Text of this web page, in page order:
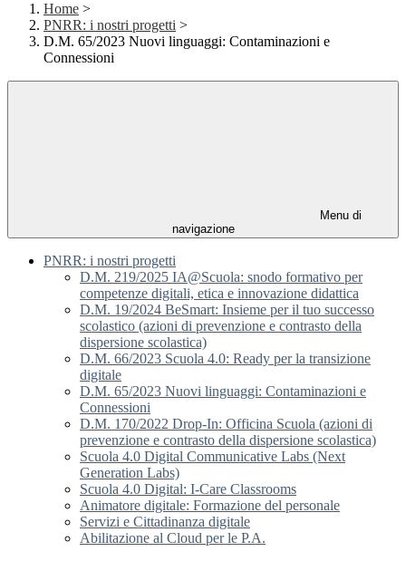
Home >
PNRR: i nostri progetti >
D.M. 65/2023 Nuovi linguaggi: Contaminazioni e
Connessioni
Menu di
navigazione
PNRR: i nostri progetti
D.M. 219/2025 IA@Scuola: snodo formativo per
competenze digitali, etica e innovazione didattica
D.M. 19/2024 BeSmart: Insieme per il tuo successo
scolastico (azioni di prevenzione e contrasto della
dispersione scolastica)
D.M. 66/2023 Scuola 4.0: Ready per la transizione
digitale
D.M. 65/2023 Nuovi linguaggi: Contaminazioni e
Connessioni
D.M. 170/2022 Drop-In: Officina Scuola (azioni di
prevenzione e contrasto della dispersione scolastica)
Scuola 4.0 Digital Communicative Labs (Next
Generation Labs)
Scuola 4.0 Digital: I-Care Classrooms
Animatore digitale: Formazione del personale
Servizi e Cittadinanza digitale
Abilitazione al Cloud per le P.A.